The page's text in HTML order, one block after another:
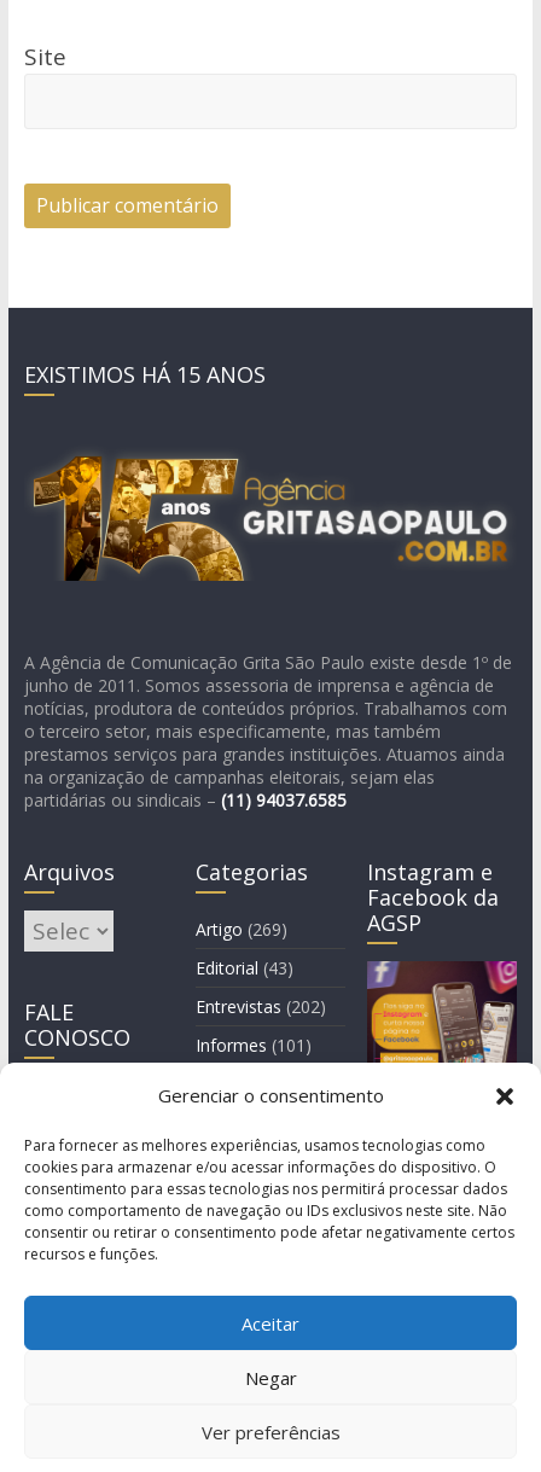
Gerenciar o consentimento
Para fornecer as melhores experiências, usamos tecnologias como
cookies para armazenar e/ou acessar informações do dispositivo. O
consentimento para essas tecnologias nos permitirá processar dados
como comportamento de navegação ou IDs exclusivos neste site. Não
consentir ou retirar o consentimento pode afetar negativamente certos
recursos e funções.
Aceitar
Negar
Ver preferências
Site
EXISTIMOS HÁ 15 ANOS
A Agência de Comunicação Grita São Paulo existe desde 1º de
junho de 2011. Somos assessoria de imprensa e agência de
notícias, produtora de conteúdos próprios. Trabalhamos com
o terceiro setor, mais especificamente, mas também
prestamos serviços para grandes instituições. Atuamos ainda
na organização de campanhas eleitorais, sejam elas
partidárias ou sindicais – (11) 94037.6585
Arquivos
Arquivos
FALE
CONOSCO
Categorias
Artigo (269)
Editorial (43)
Entrevistas (202)
Informes (101)
Instagram e
Facebook da
AGSP
© Copyright 2011-2026
Agência de Comunicação Grita São Paulo